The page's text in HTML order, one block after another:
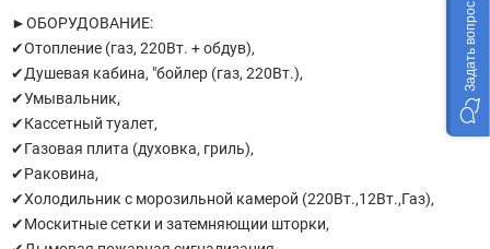
►ОБОРУДОВАНИЕ:
✔Отопление (газ, 220Вт. + обдув),
✔Душевая кабина, "бойлер (газ, 220Вт.),
✔Умывальник,
✔Кассетный туалет,
✔Газовая плита (духовка, гриль),
✔Раковина,
✔Холодильник с морозильной камерой (220Вт.,12Вт.,Газ),
✔Москитные сетки и затемняющии шторки,
Задать вопрос